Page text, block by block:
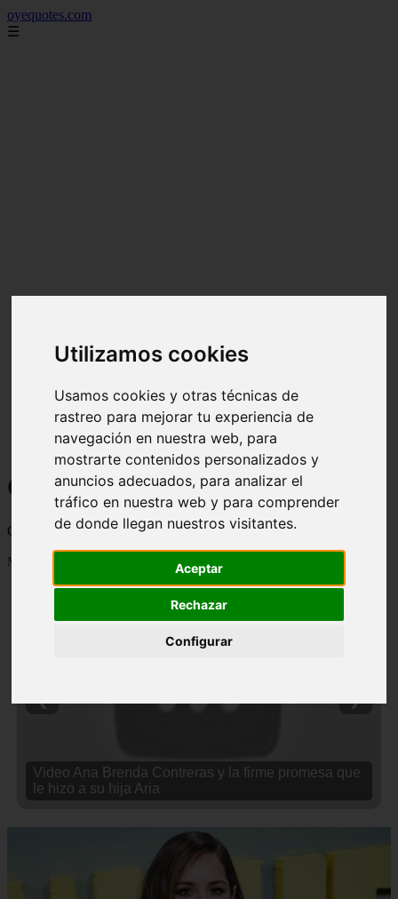
Utilizamos cookies
Usamos cookies y otras técnicas de
rastreo para mejorar tu experiencia de
navegación en nuestra web, para
mostrarte contenidos personalizados y
anuncios adecuados, para analizar el
tráfico en nuestra web y para comprender
de donde llegan nuestros visitantes.
Aceptar
Rechazar
Configurar
oyequotes.com
☰
Curiosidades y Sabias que
Cosas curiosas, curiosidades, noticias impactantes y mucho mas
Mostrando 1 - 24 de 2838 artículos
Video Ana Brenda Contreras y la firme promesa que
le hizo a su hija Aria